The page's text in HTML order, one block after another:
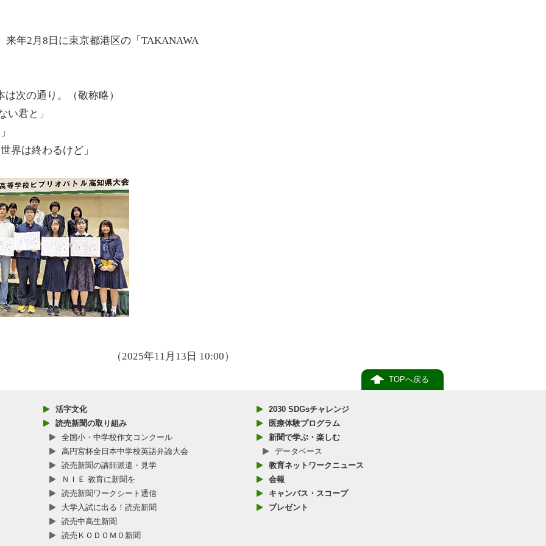
年2月8日に東京都港区の「TAKANAWA
次の通り。（敬称略）
君と」
は終わるけど」
（2025年11月13日 10:00）
TOPへ戻る
活字文化
読売新聞の取り組み
全国小・中学校作文コンクール
高円宮杯全日本中学校英語弁論大会
読売新聞の講師派遣・見学
ＮＩＥ 教育に新聞を
読売新聞ワークシート通信
大学入試に出る！読売新聞
読売中高生新聞
読売ＫＯＤＯＭＯ新聞
2030 SDGsチャレンジ
医療体験プログラム
新聞で学ぶ・楽しむ
データベース
教育ネットワークニュース
会報
キャンパス・スコープ
プレゼント